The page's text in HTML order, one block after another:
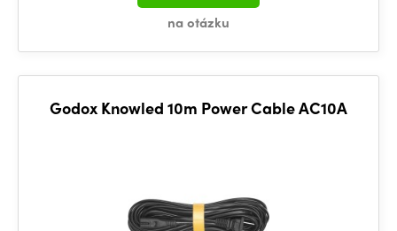
na otázku
Godox Knowled 10m Power Cable AC10A